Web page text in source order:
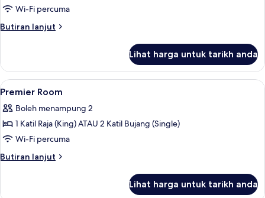
Wi-Fi percuma
Butiran lanjut
Butiran
Room
Lihat harga untuk tarikh anda
Lihat
semua
foto
untuk
Premier
Room
5
Premier Room
Boleh menampung 2
1 Katil Raja (King) ATAU 2 Katil Bujang (Single)
Wi-Fi percuma
Butiran lanjut
Butiran
Lihat harga untuk tarikh anda